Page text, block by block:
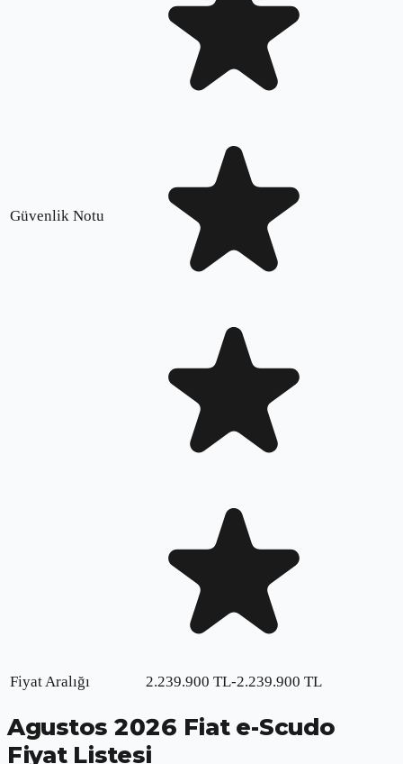
Güvenlik Notu
Fiyat Aralığı 2.239.900 TL-2.239.900 TL
Agustos 2026 Fiat e-Scudo
Fiyat Listesi